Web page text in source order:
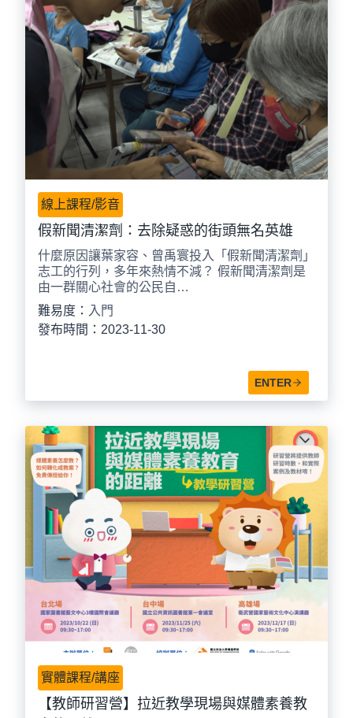
線上課程/影音
假新聞清潔劑：去除疑惑的街頭無名英雄
什麼原因讓葉家容、曾禹寰投入「假新聞清潔劑」
志工的行列，多年來熱情不減？ 假新聞清潔劑是
由一群關心社會的公民自…
難易度： 入門
發布時間：2023-11-30
ENTER
實體課程/講座
【教師研習營】拉近教學現場與媒體素養教